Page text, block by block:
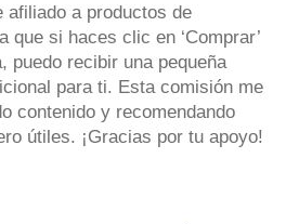
afiliado a productos de
que si haces clic en ‘Comprar’
puedo recibir una pequeña
para ti. Esta comisión me
contenido y recomendando
útiles. ¡Gracias por tu apoyo!